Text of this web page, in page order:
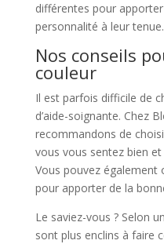
différentes pour
personnalité à leur tenue.
Nos conseils
couleur
Il est parfois difficile de
d’aide-soignante. Chez
recommandons de
vous vous sentez bien
Vous pouvez également
pour apporter de la
Le saviez-vous ? Selon
sont plus enclins à faire